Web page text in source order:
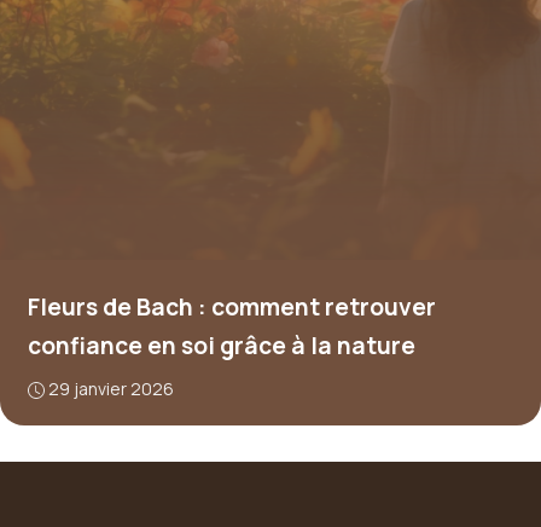
Fleurs de Bach : comment retrouver
confiance en soi grâce à la nature
29 janvier 2026